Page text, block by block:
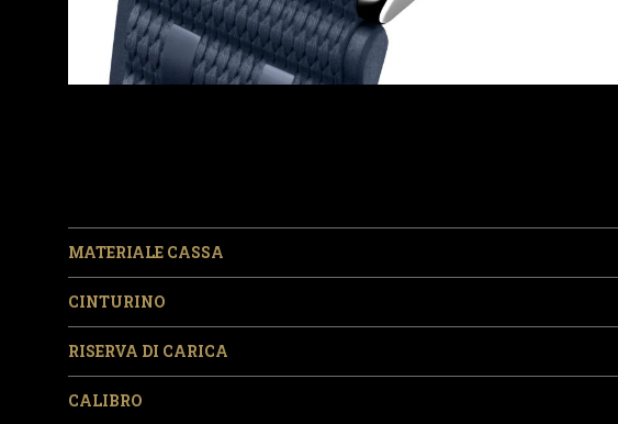
MATERIALE CASSA
CINTURINO
RISERVA DI CARICA
CALIBRO